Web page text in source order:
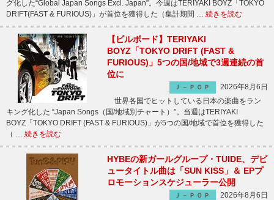
グ化した“Global Japan Songs Excl. Japan”。今週はTERIYAKI BOYZ「TOKYO
DRIFT(FAST & FURIOUS)」が首位を獲得した（集計期間 … 続きを読む
【ビルボード】TERIYAKI
BOYZ「TOKYO DRIFT (FAST &
FURIOUS)」5つの国/地域で3週連続の首
位に
Ｊ－ＰＯＰ
2026年8月6日
世界各国でヒットしている日本の楽曲をラン
キング化した “Japan Songs（国/地域別チャート）”。当週はTERIYAKI
BOYZ「TOKYO DRIFT (FAST & FURIOUS)」が5つの国/地域で首位を獲得した
（ … 続きを読む
HYBEの新ガールグループ・TUIDE、デビ
ュータイトル曲は「SUN KISS」＆ EPプ
ロモーションスケジューラー公開
Ｊ－ＰＯＰ
2026年8月6日